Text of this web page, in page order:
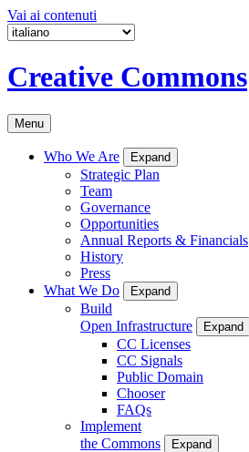
Vai ai contenuti
Creative Commons
Menu
Who We Are Expand
Strategic Plan
Team
Governance
Opportunities
Annual Reports & Financials
History
Press
What We Do
Expand
Build
Open Infrastructure
Expand
CC Licenses
CC Signals
Public Domain
Chooser
FAQs
Implement
the Commons
Expand